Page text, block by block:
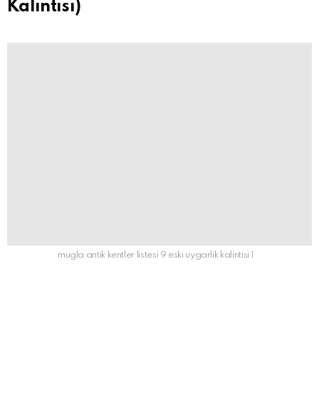
Kalıntısı)
mugla antik kentler listesi 9 eski uygarlik kalintisi 1